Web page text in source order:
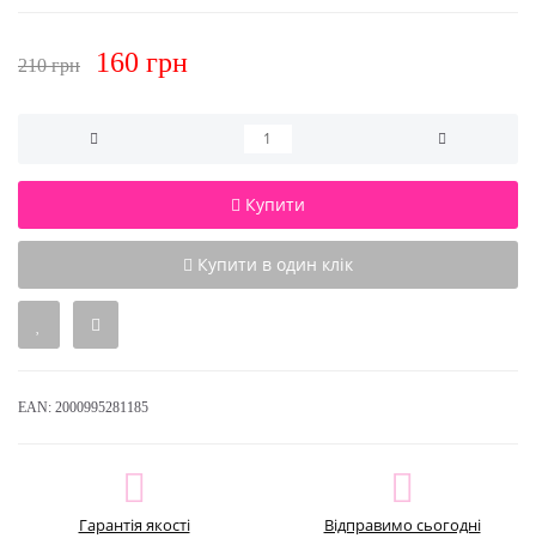
210 грн 160 грн
Купити
Купити в один клік
EAN: 2000995281185
Гарантія якості Відправимо сьогодні